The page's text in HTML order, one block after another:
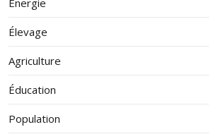
Élevage
Agriculture
Éducation
Population